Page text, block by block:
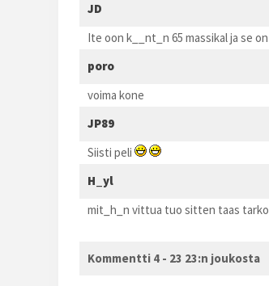
JD
Ite oon k__nt_n 65 massikal ja se
poro
voima kone
JP89
Siisti peli
H_yl
mit_h_n vittua tuo sitten taas
Kommentti 4 - 23 23:n joukosta